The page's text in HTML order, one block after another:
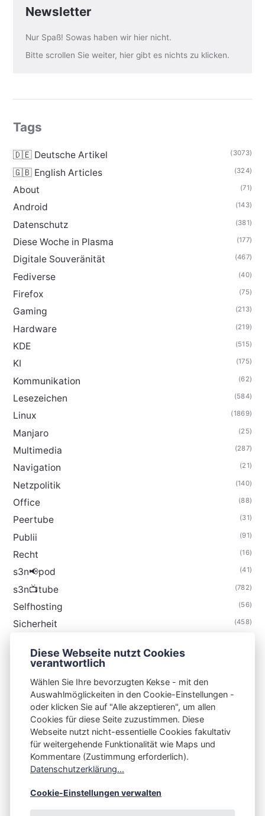
Newsletter
Nur Spaß! Sowas haben wir hier nicht.
Bitte scrollen Sie weiter, hier gibt es nichts zu klicken.
Tags
🇩🇪 Deutsche Artikel (3073)
🇬🇧 English Articles (324)
About (71)
Android (143)
Datenschutz (381)
Diese Woche in Plasma (177)
Digitale Souveränität (467)
Fediverse (40)
Firefox (75)
Gaming (213)
Hardware (219)
KDE (515)
KI (175)
Kommunikation (62)
Lesezeichen (584)
Linux (1869)
Manjaro (25)
Multimedia (287)
Navigation (21)
Netzpolitik (140)
Office (88)
Peertube (31)
Publii (91)
Recht (16)
s3n📢pod (41)
s3n📺tube (782)
Selfhosting (56)
Sicherheit (458)
Thunderbird
S3N🧩NET
Integrating Open-Source Blog Network (iOSBN)
Impressum
Kontakt
Diese Webseite nutzt Cookies
verantwortlich
Wählen Sie Ihre bevorzugten Kekse - mit den
Auswahlmöglickeiten in den Cookie-Einstellungen -
oder klicken Sie auf "Alle akzeptieren", um allen
Cookies für diese Seite zuzustimmen. Diese
Webseite nutzt nicht-essentielle Cookies fakultativ
für weitergehende Funktionalität wie Maps und
Kommentare (Zustimmung erforderlich).
Datenschutzerklärung...
Cookie-Einstellungen verwalten